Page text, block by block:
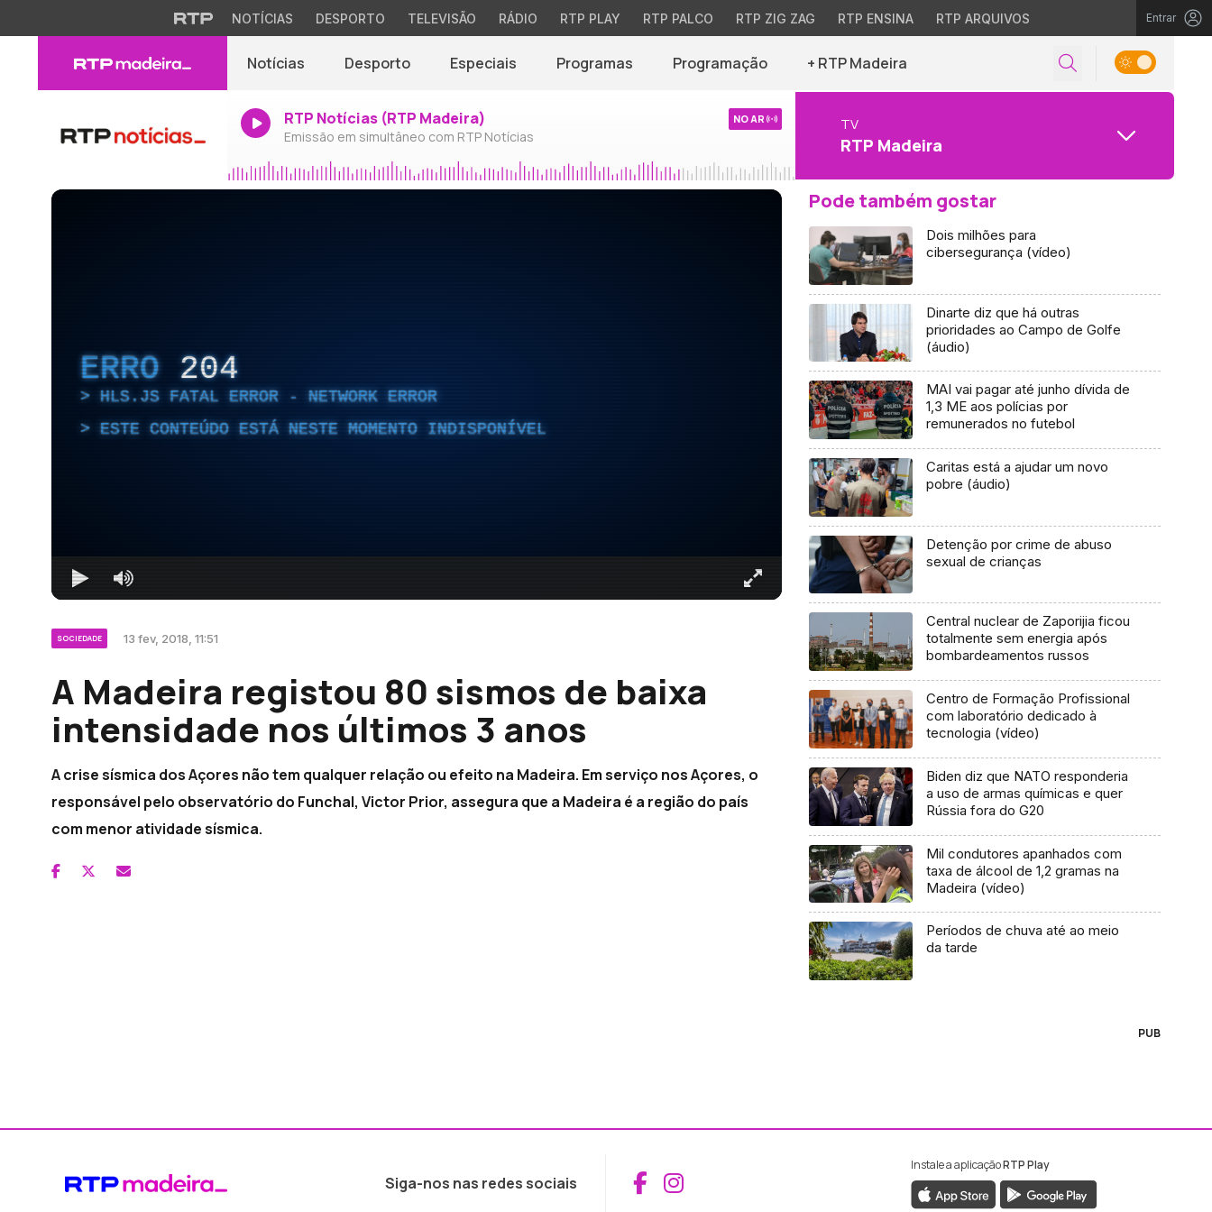
NOTÍCIAS DESPORTO TELEVISÃO RÁDIO RTP PLAY RTP PALCO RTP ZIG ZAG RTP ENSINA RTP ARQUIVOS Entrar
Notícias Desporto Especiais Programas Programação + RTP Madeira
RTP Notícias (RTP Madeira)
Emissão em simultâneo com RTP Notícias
NO AR TV
RTP Madeira
ERRO 204
HLS.JS FATAL ERROR - NETWORK ERROR
ESTE CONTEÚDO ESTÁ NESTE MOMENTO INDISPONÍVEL
SOCIEDADE 13 fev, 2018, 11:51
A Madeira registou 80 sismos de baixa
intensidade nos últimos 3 anos
A crise sísmica dos Açores não tem qualquer relação ou efeito na Madeira. Em serviço nos Açores, o
responsável pelo observatório do Funchal, Victor Prior, assegura que a Madeira é a região do país
com menor atividade sísmica.
Pode também gostar
Dois milhões para
cibersegurança (vídeo)
Dinarte diz que há outras
prioridades ao Campo de Golfe
(áudio)
MAI vai pagar até junho dívida de
1,3 ME aos polícias por
remunerados no futebol
Caritas está a ajudar um novo
pobre (áudio)
Detenção por crime de abuso
sexual de crianças
Central nuclear de Zaporijia ficou
totalmente sem energia após
bombardeamentos russos
Centro de Formação Profissional
com laboratório dedicado à
tecnologia (vídeo)
Biden diz que NATO responderia
a uso de armas químicas e quer
Rússia fora do G20
Mil condutores apanhados com
taxa de álcool de 1,2 gramas na
Madeira (vídeo)
Períodos de chuva até ao meio
da tarde
PUB
Siga-nos nas redes sociais Aceder ao Facebook da RTP Madeira
Aceder ao Instagram da RTP Madeira
Instale a aplicaçãoRTP Play